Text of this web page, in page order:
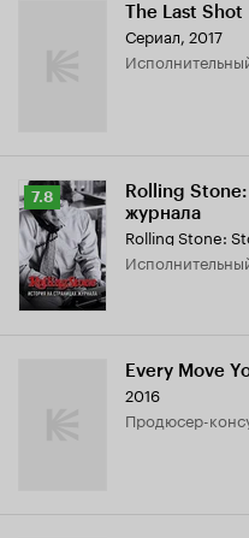
The Last Shot
Сериал, 2017
Рейтинг
Кинопоиска
7.8
7.8
Rolling
журнала
Rolling Stone:
Every Move
2016
продюсер-